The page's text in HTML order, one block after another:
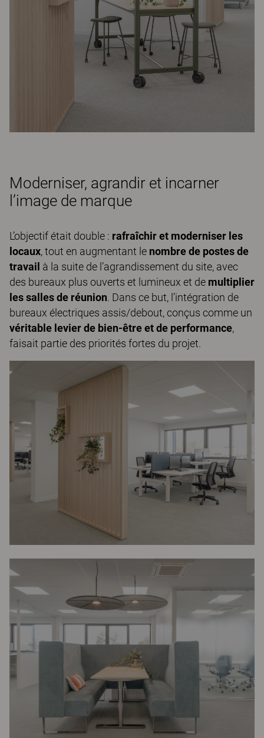
Moderniser, agrandir et incarner
l’image de marque
L’objectif était double : rafraîchir et moderniser les
locaux, tout en augmentant le nombre de postes de
travail à la suite de l’agrandissement du site, avec
des bureaux plus ouverts et lumineux et de multiplier
les salles de réunion. Dans ce but, l’intégration de
bureaux électriques assis/debout, conçus comme un
véritable levier de bien‑être et de performance,
faisait partie des priorités fortes du projet.